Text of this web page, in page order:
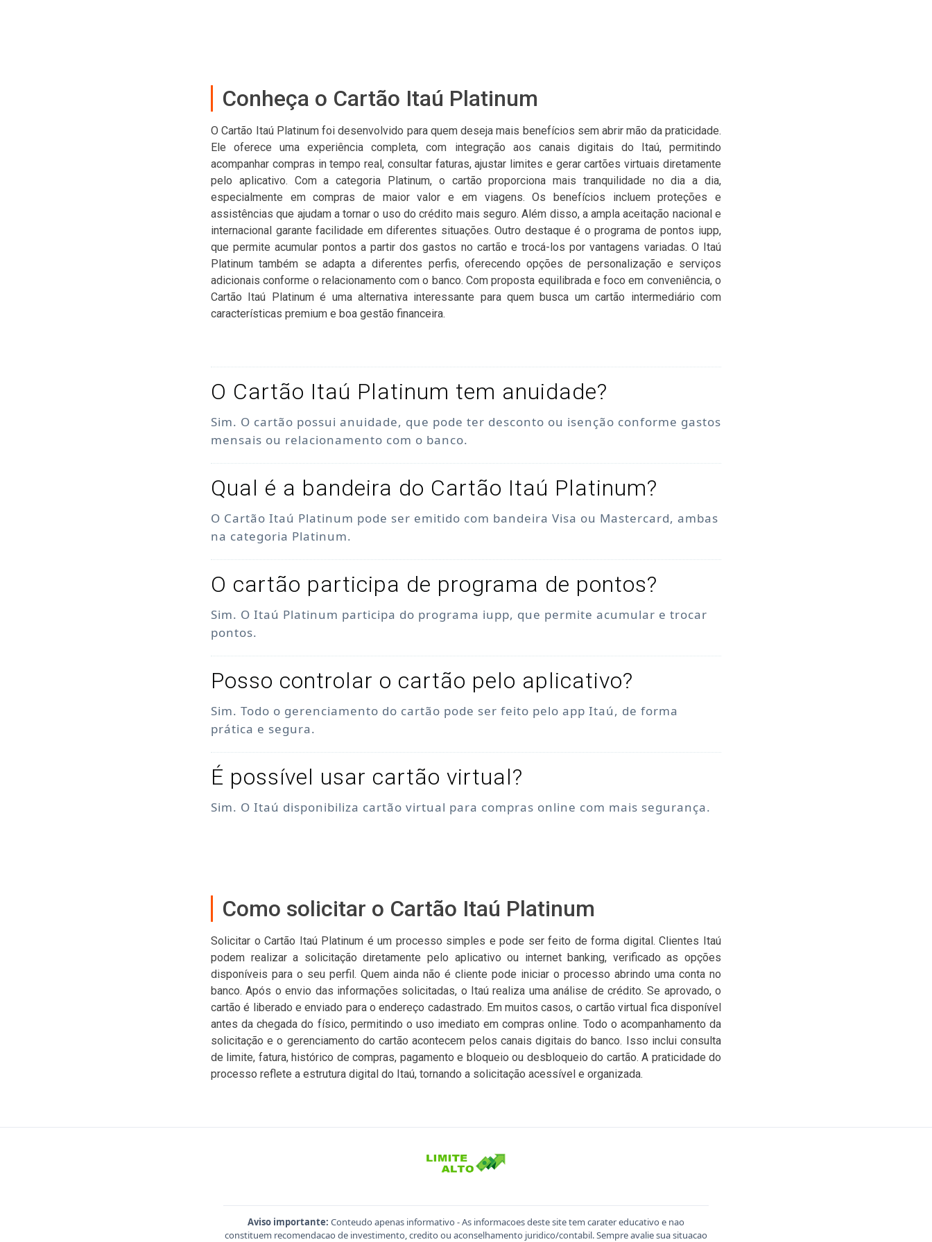
Conheça o Cartão Itaú Platinum
O Cartão Itaú Platinum foi desenvolvido para quem deseja mais benefícios sem abrir mão da praticidade.
Ele oferece uma experiência completa, com integração aos canais digitais do Itaú, permitindo
acompanhar compras in tempo real, consultar faturas, ajustar limites e gerar cartões virtuais diretamente
pelo aplicativo. Com a categoria Platinum, o cartão proporciona mais tranquilidade no dia a dia,
especialmente em compras de maior valor e em viagens. Os benefícios incluem proteções e
assistências que ajudam a tornar o uso do crédito mais seguro. Além disso, a ampla aceitação nacional e
internacional garante facilidade em diferentes situações. Outro destaque é o programa de pontos iupp,
que permite acumular pontos a partir dos gastos no cartão e trocá-los por vantagens variadas. O Itaú
Platinum também se adapta a diferentes perfis, oferecendo opções de personalização e serviços
adicionais conforme o relacionamento com o banco. Com proposta equilibrada e foco em conveniência, o
Cartão Itaú Platinum é uma alternativa interessante para quem busca um cartão intermediário com
características premium e boa gestão financeira.
O Cartão Itaú Platinum tem anuidade?
Sim. O cartão possui anuidade, que pode ter desconto ou isenção conforme gastos
mensais ou relacionamento com o banco.
Qual é a bandeira do Cartão Itaú Platinum?
O Cartão Itaú Platinum pode ser emitido com bandeira Visa ou Mastercard, ambas
na categoria Platinum.
O cartão participa de programa de pontos?
Sim. O Itaú Platinum participa do programa iupp, que permite acumular e trocar
pontos.
Posso controlar o cartão pelo aplicativo?
Sim. Todo o gerenciamento do cartão pode ser feito pelo app Itaú, de forma
prática e segura.
É possível usar cartão virtual?
Sim. O Itaú disponibiliza cartão virtual para compras online com mais segurança.
Como solicitar o Cartão Itaú Platinum
Solicitar o Cartão Itaú Platinum é um processo simples e pode ser feito de forma digital. Clientes Itaú
podem realizar a solicitação diretamente pelo aplicativo ou internet banking, verificado as opções
disponíveis para o seu perfil. Quem ainda não é cliente pode iniciar o processo abrindo uma conta no
banco. Após o envio das informações solicitadas, o Itaú realiza uma análise de crédito. Se aprovado, o
cartão é liberado e enviado para o endereço cadastrado. Em muitos casos, o cartão virtual fica disponível
antes da chegada do físico, permitindo o uso imediato em compras online. Todo o acompanhamento da
solicitação e o gerenciamento do cartão acontecem pelos canais digitais do banco. Isso inclui consulta
de limite, fatura, histórico de compras, pagamento e bloqueio ou desbloqueio do cartão. A praticidade do
processo reflete a estrutura digital do Itaú, tornando a solicitação acessível e organizada.
Aviso importante: Conteudo apenas informativo - As informacoes deste site tem carater educativo e nao
constituem recomendacao de investimento, credito ou aconselhamento juridico/contabil. Sempre avalie sua situacao